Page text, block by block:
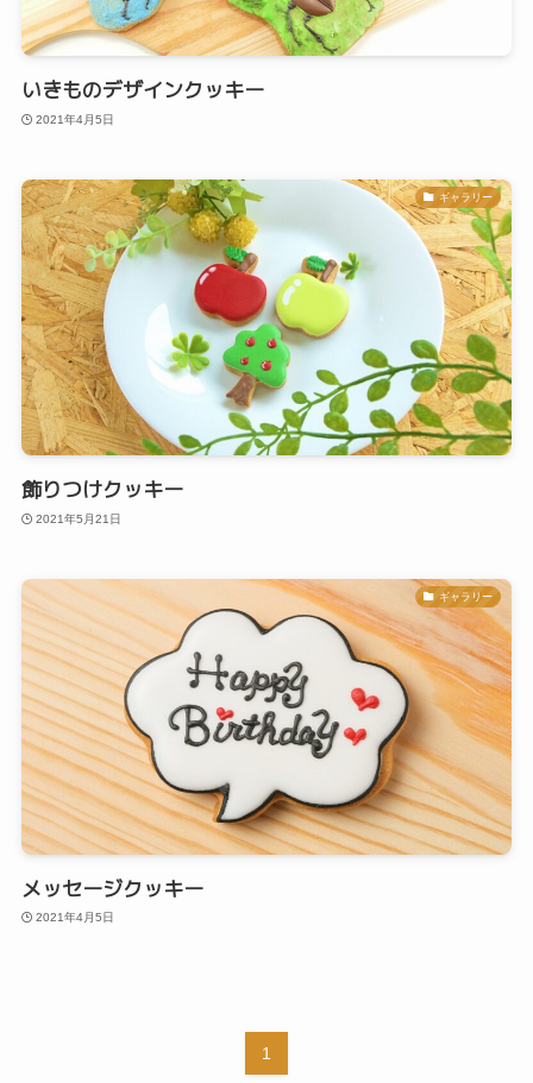
いきものデザインクッキー
2021年4月5日
ギャラリー
飾りつけクッキー
2021年5月21日
ギャラリー
メッセージクッキー
2021年4月5日
1